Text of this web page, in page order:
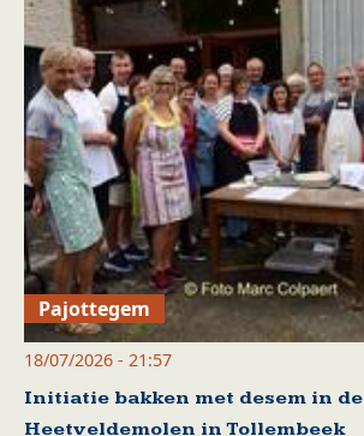
Pajottegem
18/07/2026 - 21:57
Initiatie bakken met desem in de
Heetveldemolen in Tollembeek